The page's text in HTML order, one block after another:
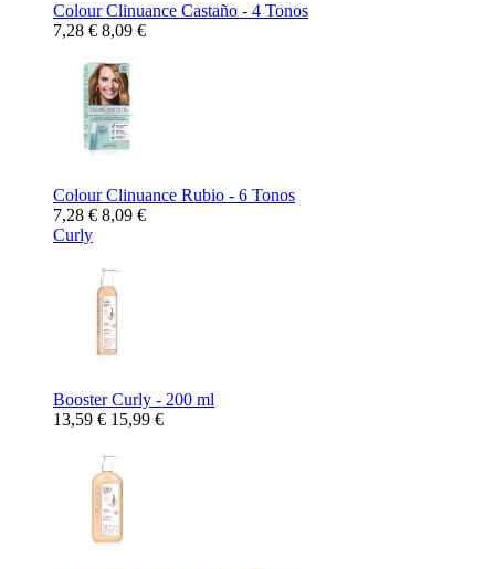
Colour Clinuance Castaño - 4 Tonos
7,28 € 8,09 €
Colour Clinuance Rubio - 6 Tonos
7,28 € 8,09 €
Curly
Booster Curly - 200 ml
13,59 € 15,99 €